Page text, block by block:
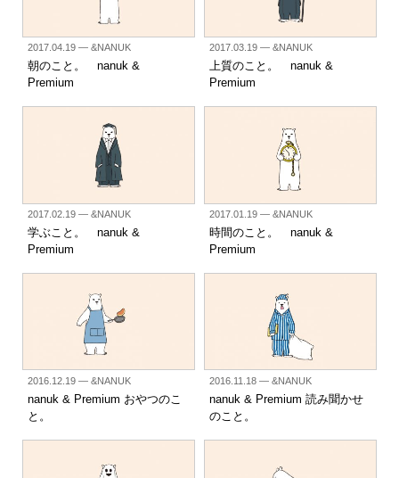
2017.04.19— &NANUK
朝のこと。 nanuk &
Premium
2017.03.19— &NANUK
上質のこと。 nanuk &
Premium
2017.02.19— &NANUK
学ぶこと。 nanuk &
Premium
2017.01.19— &NANUK
時間のこと。 nanuk &
Premium
2016.12.19— &NANUK
nanuk & Premium おやつのこ
と。
2016.11.18— &NANUK
nanuk & Premium 読み聞かせ
のこと。